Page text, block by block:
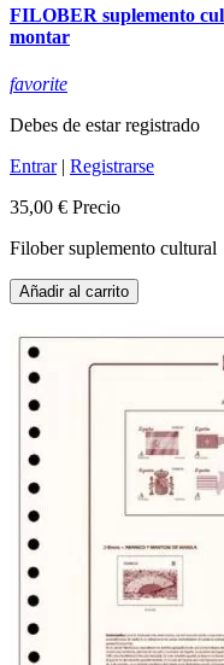
FILOBER suplemento
montar
favorite
Debes de estar registrado
Entrar| Registrarse
35,00 € Precio
Filober suplemento cultural
Añadir al carrito